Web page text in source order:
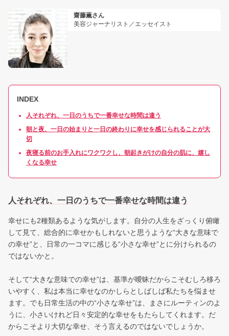
齋藤薫さん
美容ジャーナリスト／エッセイスト
INDEX
人それぞれ、一日のうちで一番幸せな時間は違う
朝と夜、一日の始まりと一日の終わりに幸せを感じられることが大
切
夜寝る前のお手入れにワクワクし、朝起きがけの自分の肌に、嬉し
くなる幸せ
人それぞれ、一日のうちで一番幸せな時間は違う
幸せにも2種類あるような気がします。自分の人生をざっくり俯瞰
して見て、総合的に幸せかもしれないと思うような“大きな意味で
の幸せ”と、日常の一コマに感じる“小さな幸せ”とに分けられるの
ではないかと。
そして“大きな意味での幸せ”は、基準が曖昧だからこそむしろ移ろ
いやすく、私は本当に幸せなのかしらとしばしば私たちを悩ませ
ます。でも日常生活の中の“小さな幸せ”は、まさにルーティンのよ
うに、小さいけれど日々安定的な幸せをもたらしてくれます。だ
からこそより大切な幸せ、そう言えるのではないでしょうか。